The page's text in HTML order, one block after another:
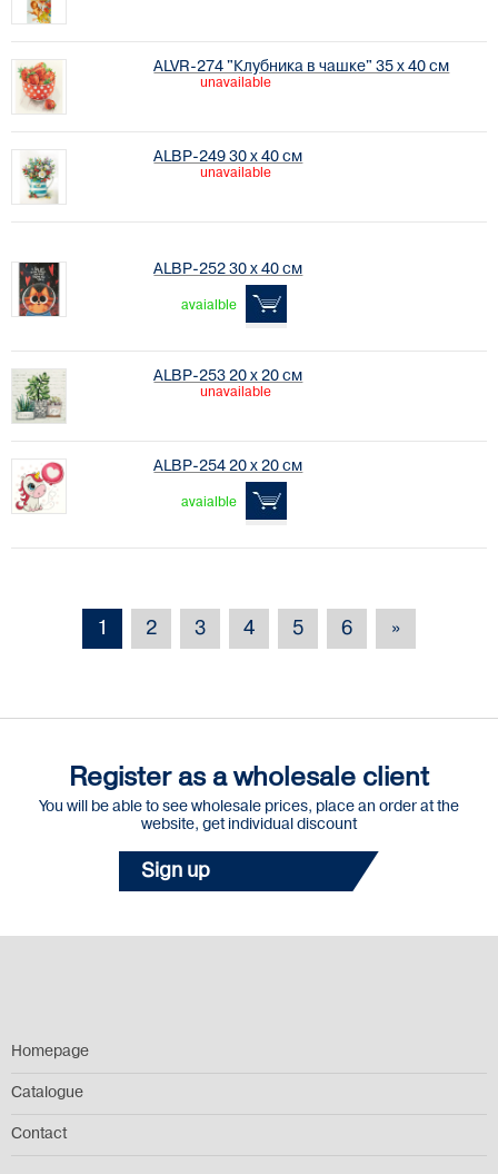
ALVR-274 "Клубника в чашке" 35 х 40 см
unavailable
ALBP-249 30 х 40 см
unavailable
ALBP-252 30 х 40 см
avaialble
ALBP-253 20 х 20 см
unavailable
ALBP-254 20 х 20 см
avaialble
1 2 3 4 5 6 »
Register as a wholesale client
You will be able to see wholesale prices, place an order at the
website, get individual discount
Sign up
Homepage
Catalogue
Contact